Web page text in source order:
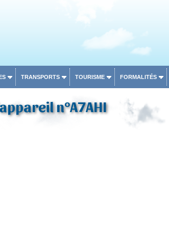
TRANSPORTS TOURISME FORMALITÉS
n°A7AHI